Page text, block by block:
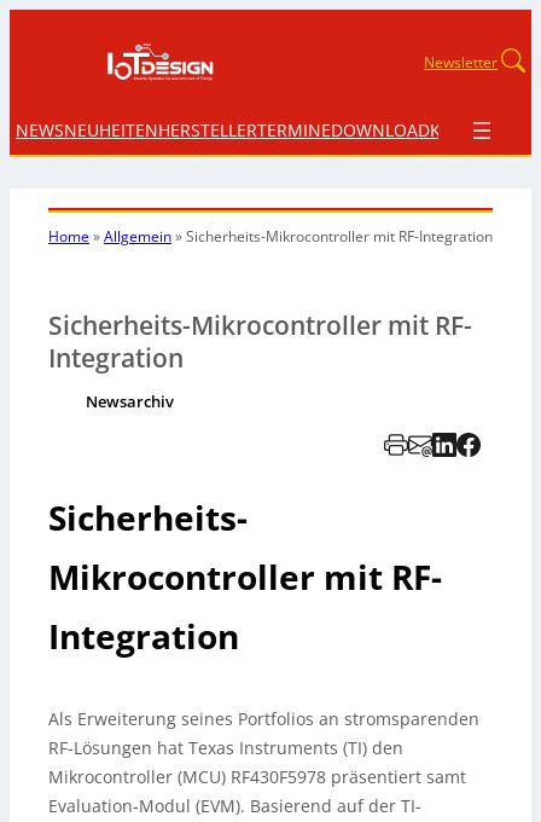
Newsletter
NEWSNEUHEITENHERSTELLERTERMINEDOWNLOADKONTAKT
Home»Allgemein»Sicherheits-Mikrocontroller mit RF-Integration
Sicherheits-Mikrocontroller mit RF-
Integration
Newsarchiv
Sicherheits-
Mikrocontroller mit RF-
Integration
Als Erweiterung seines Portfolios an stromsparenden
RF-Lösungen hat Texas Instruments (TI) den
Mikrocontroller (MCU) RF430F5978 präsentiert samt
Evaluation-Modul (EVM). Basierend auf der TI-